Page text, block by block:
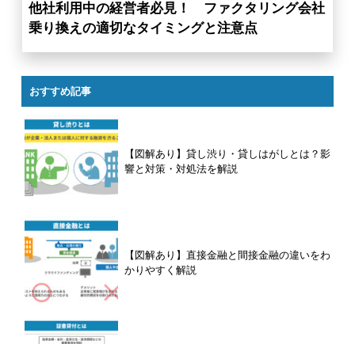
他社利用中の経営者必見！ ファクタリング会社
乗り換えの適切なタイミングと注意点
おすすめ記事
【図解あり】貸し渋り・貸しはがしとは？影
響と対策・対処法を解説
【図解あり】直接金融と間接金融の違いをわ
かりやすく解説